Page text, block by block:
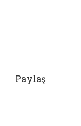
Paylaş